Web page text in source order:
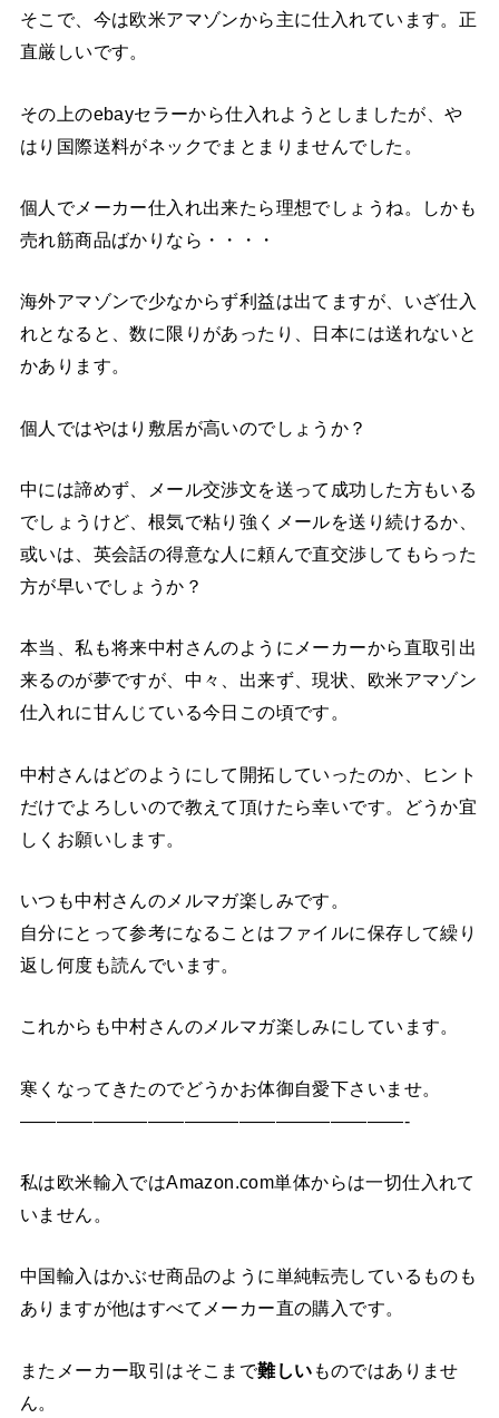
そこで、今は欧米アマゾンから主に仕入れています。正
直厳しいです。
その上のebayセラーから仕入れようとしましたが、や
はり国際送料がネックでまとまりませんでした。
個人でメーカー仕入れ出来たら理想でしょうね。しかも
売れ筋商品ばかりなら・・・・
海外アマゾンで少なからず利益は出てますが、いざ仕入
れとなると、数に限りがあったり、日本には送れないと
かあります。
個人ではやはり敷居が高いのでしょうか？
中には諦めず、メール交渉文を送って成功した方もいる
でしょうけど、根気で粘り強くメールを送り続けるか、
或いは、英会話の得意な人に頼んで直交渉してもらった
方が早いでしょうか？
本当、私も将来中村さんのようにメーカーから直取引出
来るのが夢ですが、中々、出来ず、現状、欧米アマゾン
仕入れに甘んじている今日この頃です。
中村さんはどのようにして開拓していったのか、ヒント
だけでよろしいので教えて頂けたら幸いです。どうか宜
しくお願いします。
いつも中村さんのメルマガ楽しみです。
自分にとって参考になることはファイルに保存して繰り
返し何度も読んでいます。
これからも中村さんのメルマガ楽しみにしています。
寒くなってきたのでどうかお体御自愛下さいませ。
—————————————————————-
私は欧米輸入ではAmazon.com単体からは一切仕入れて
いません。
中国輸入はかぶせ商品のように単純転売しているものも
ありますが他はすべてメーカー直の購入です。
またメーカー取引はそこまで難しい ものではありませ
ん。